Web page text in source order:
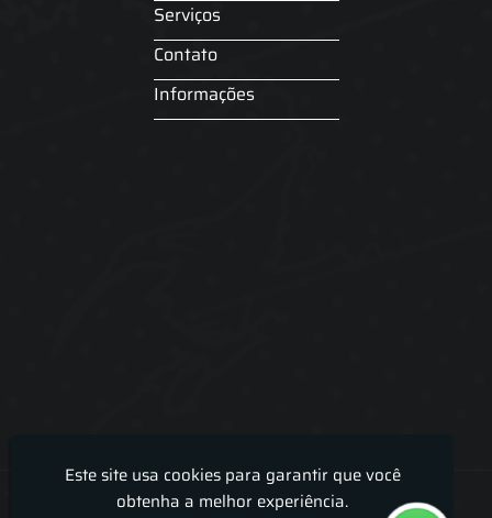
Serviços
Contato
Informações
Lira Luz Decor - Cortinas sob medidas e persianas
Este site usa cookies para garantir que você
obtenha a melhor experiência.